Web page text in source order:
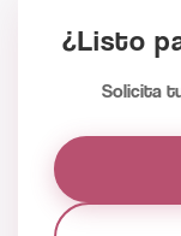
¿Listo
Solicita